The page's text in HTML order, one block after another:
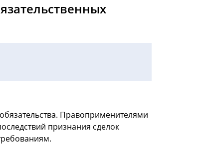
Правоприменителями
признания сделок